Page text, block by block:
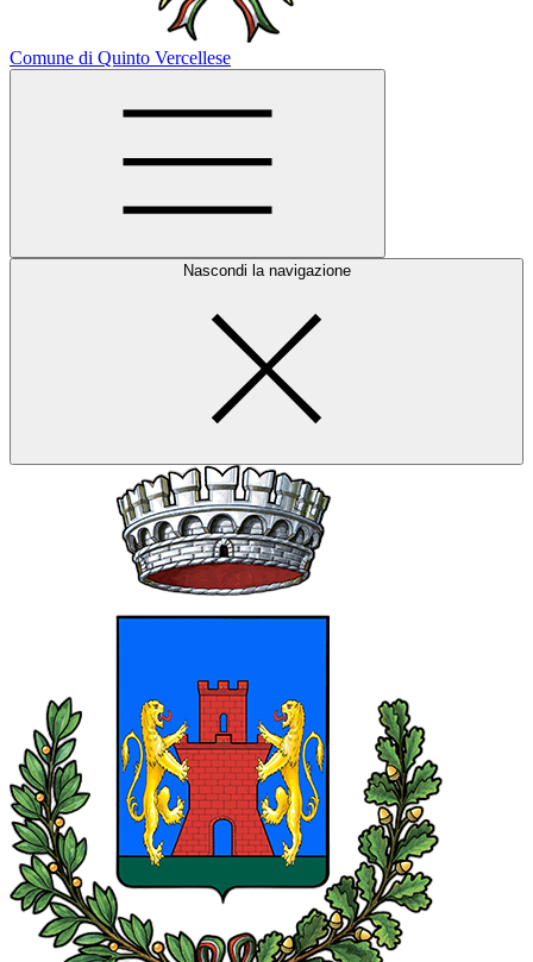
Comune di Quinto Vercellese
Nascondi la navigazione